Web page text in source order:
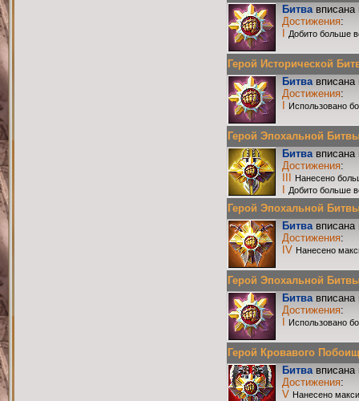
Битвавписана
Достижения:
Добито больше
Герой Исторической
Битвавписана
Достижения:
Использовано
Герой Эпохальной
Битвавписана
Достижения:
Нанесено
Добито больше
Герой Эпохальной
Битвавписана
Достижения:
IV Нанесено
Герой Эпохальной
Битвавписана
Достижения:
Использовано
Герой Кровавого
Битвавписана
Достижения:
V Нанесено